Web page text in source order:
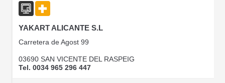
YAKART ALICANTE S.L
Carretera de Agost 99
03690 SAN VICENTE DEL RASPEIG
Tel. 0034 965 296 447